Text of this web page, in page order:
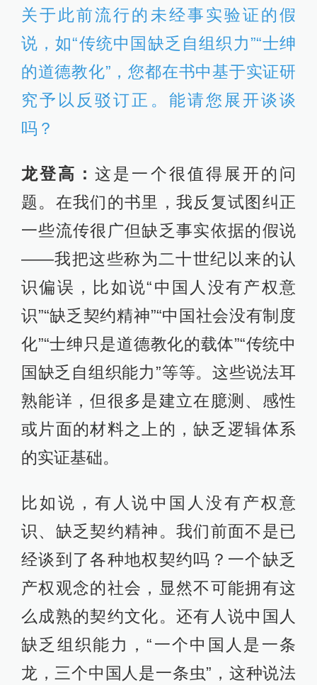
关于此前流行的未经事实验证的假
说，如“传统中国缺乏自组织力”“士绅
的道德教化”，您都在书中基于实证研
究予以反驳订正。能请您展开谈谈
吗？
龙登高：这是一个很值得展开的问
题。在我们的书里，我反复试图纠正
一些流传很广但缺乏事实依据的假说
——我把这些称为二十世纪以来的认
识偏误，比如说“中国人没有产权意
识”“缺乏契约精神”“中国社会没有制度
化”“士绅只是道德教化的载体”“传统中
国缺乏自组织能力”等等。这些说法耳
熟能详，但很多是建立在臆测、感性
或片面的材料之上的，缺乏逻辑体系
的实证基础。
比如说，有人说中国人没有产权意
识、缺乏契约精神。我们前面不是已
经谈到了各种地权契约吗？一个缺乏
产权观念的社会，显然不可能拥有这
么成熟的契约文化。还有人说中国人
缺乏组织能力，“一个中国人是一条
龙，三个中国人是一条虫”，这种说法